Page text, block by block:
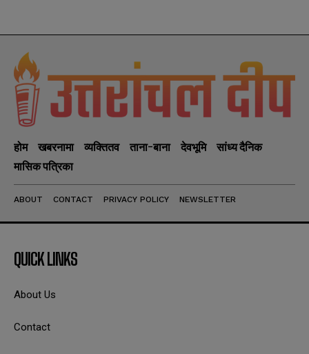
होम खबरनामा व्यक्तितव ताना-बाना देवभूमि
सांध्य दैनिक
मासिक पत्रिका
ABOUT CONTACT PRIVACY POLICY NEWSLETTER
QUICK LINKS
About Us
Contact